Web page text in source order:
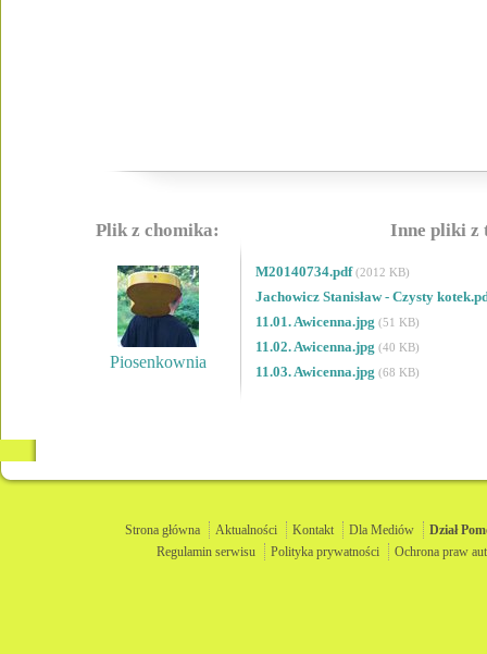
Plik z chomika:
Piosenkownia
Inne pliki z
M20140734.pdf(2012 KB)
Jachowicz Stanisław - Czysty
11.01. Awicenna.jpg (51 KB)
11.02. Awicenna.jpg (40 KB)
11.03. Awicenna.jpg (68 KB)
Strona główna Aktualności Kontakt Dla Mediów Dział
Regulamin serwisu
Polityka prywatności Ochrona praw